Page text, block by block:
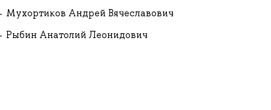
Мухортиков Андрей Вячеславович
Рыбин Анатолий Леонидович